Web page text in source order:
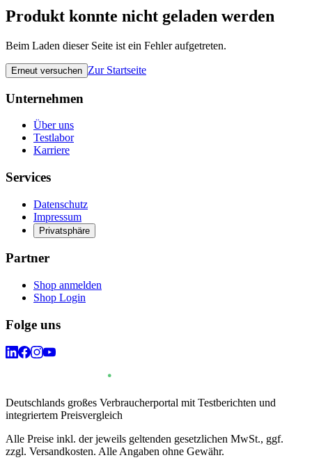
Produkt konnte nicht geladen werden
Beim Laden dieser Seite ist ein Fehler aufgetreten.
Erneut versuchen Zur Startseite
Unternehmen
Über uns
Testlabor
Karriere
Services
Datenschutz
Impressum
Privatsphäre
Partner
Shop anmelden
Shop Login
Folge uns
Deutschlands großes Verbraucherportal mit Testberichten und
integriertem Preisvergleich
Alle Preise inkl. der jeweils geltenden gesetzlichen MwSt., ggf.
zzgl. Versandkosten. Alle Angaben ohne Gewähr.